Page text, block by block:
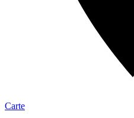
Carte